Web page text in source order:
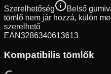
Szerelhetőség
Belső
tömlő nem jár hozzá, külön
szerelhető
EAN3286340613613
Kompatibilis tömlők